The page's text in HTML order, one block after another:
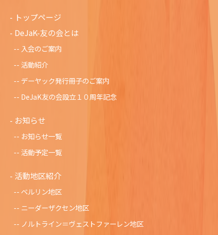
トップページ
DeJaK-友の会とは
入会のご案内
活動紹介
デーヤック発行冊子のご案内
DeJaK友の会設立１０周年記念
お知らせ
お知らせ一覧
活動予定一覧
活動地区紹介
ベルリン地区
ニーダーザクセン地区
ノルトライン＝ヴェストファーレン地区